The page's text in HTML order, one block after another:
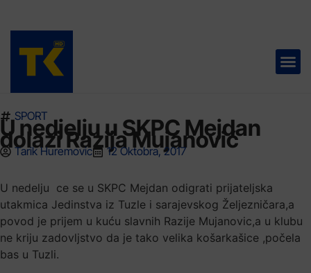
SPORT
U nedjelju u SKPC Mejdan
dolazi Razija Mujanović
Tarik Huremovic 12 Oktobra, 2017
U nedelju ce se u SKPC Mejdan odigrati prijateljska
utakmica Jedinstva iz Tuzle i sarajevskog Željezničara,a
povod je prijem u kuću slavnih Razije Mujanovic,a u klubu
ne kriju zadovljstvo da je tako velika košarkašice ,počela
bas u Tuzli.